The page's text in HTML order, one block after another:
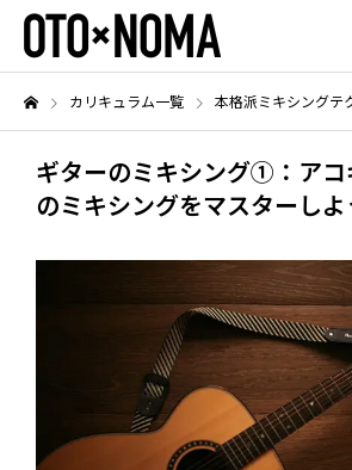
カリキュラム一覧 本格派ミキシングテ
ギターのミキシング①：アコ
のミキシングをマスターしよ